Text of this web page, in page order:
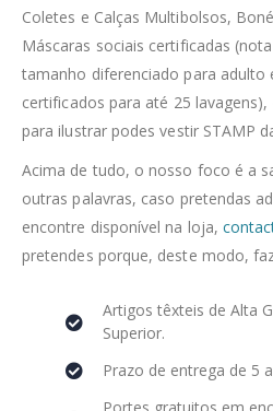
Coletes e Calças Multibolsos,
Máscaras sociais certificadas
tamanho diferenciado para adulto
certificados para até 25
para ilustrar podes vestir STAMP
Acima de tudo, o nosso foco é a
outras palavras, caso pretendas
encontre disponível na loja,
pretendes porque, deste modo,
Artigos têxteis de Alta
Superior.
Prazo de entrega de 5